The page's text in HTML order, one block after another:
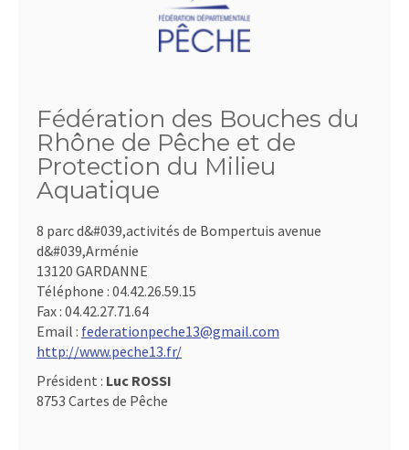
Fédération des Bouches du
Rhône de Pêche et de
Protection du Milieu
Aquatique
8 parc d&#039,activités de Bompertuis avenue
d&#039,Arménie
13120 GARDANNE
Téléphone : 04.42.26.59.15
Fax : 04.42.27.71.64
Email : federationpeche13@gmail.com
http://www.peche13.fr/
Président : Luc ROSSI
8753 Cartes de Pêche